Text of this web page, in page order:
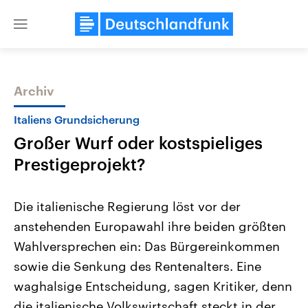
Close
Themen
Landtagswahl Sachsen-Anhalt
2026
Alle Informationen
Sachsen-Anhalt wählt am 6.
September 2026 einen neuen
Landtag. Seit 2021 wird das
Bundesland von einer Koalition aus
Aktuelle Beiträge,
Hintergründe
Wirtschaftlich und
gehören die Vereinigten
den mächtigsten Ländern
mit großem Einfluss auf
Archiv
Italiens Grundsicherung
Großer Wurf oder kostspieliges
Prestigeprojekt?
Die italienische Regierung löst vor der
anstehenden Europawahl ihre beiden größten
Wahlversprechen ein: Das Bürgereinkommen
sowie die Senkung des Rentenalters. Eine
waghalsige Entscheidung, sagen Kritiker, denn